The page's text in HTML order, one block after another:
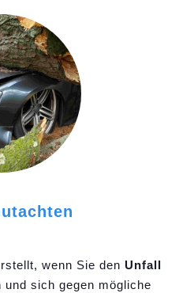
wenn Sie den Unfall
und sich gegen mögliche